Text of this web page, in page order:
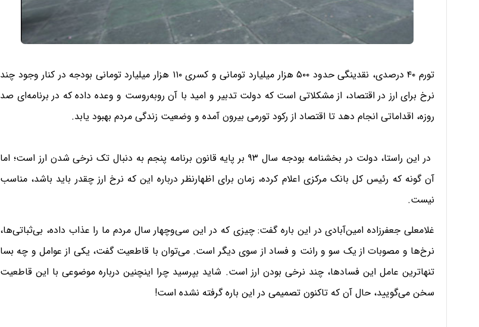
تورم ۴۰ درصدی، نقدینگی حدود ۵۰۰ هزار میلیارد تومانی و کسری ۱۱۰ هزار میلیارد تومانی بودجه در کنار وجود چند
نرخ برای ارز در اقتصاد، از مشکلاتی است که دولت تدبیر و امید با آن روبه‌روست و وعده داده که در ‌برنامه‌ای صد‌
روزه، اقداماتی‌ انجام دهد تا اقتصاد از رکود تورمی بیرون آمده و وضعیت زندگی مردم بهبود یابد.
در این راستا، دولت در بخشنامه بودجه سال ۹۳ بر پایه قانون برنامه پنجم به دنبال تک نرخی شدن ارز است؛ اما
آن گونه که رئیس کل بانک مرکزی اعلام کرده، زمان برای اظهار‌نظر درباره این که نرخ ارز چقدر باید باشد، مناسب
نیست.
غلامعلی جعفرزاده امین‌آبادی در این باره‌ گفت: چیزی که در این سی‌و‌چهار سال مردم ما را عذاب داده، ‌بی‌ثباتی‌ها،
نرخ‌ها و مصوبات از یک سو و ‌‌رانت و فساد‌ از سوی دیگر است‌. می‌توان ‌با قاطعیت گفت، یکی از عوامل و چه بسا
تنها‌ترین عامل این فساد‌ها، چند نرخی بودن ارز است. ‌شاید ‌بپرسید ‌چرا اینچنین درباره موضوعی ‌با این قاطعیت
‌سخن می‌گویید، حال آن که تاکنون تصمیمی در این باره گرفته نشده است!